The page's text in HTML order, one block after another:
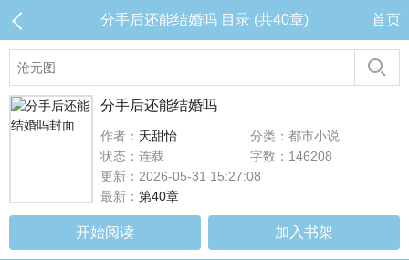
分手后还能结婚吗 目录 (共40章) 首页
分手后还能结婚吗
作者： 夭甜怡
分类：都市小说
状态：连载
字数：146208
更新：2026-05-31 15:27:08
最新： 第40章
开始阅读 加入书架